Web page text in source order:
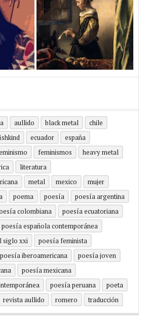
aullido black metal
chile
ecuador
españa
feminismos
heavy metal
literatura
metal mexico
mujer
poema poesía
poesía argentina
colombiana
poesía ecuatoriana
poesía española contemporánea
siglo xxi
poesía feminista
poesía iberoamericana
poesía joven
poesía mexicana
poesía peruana
poeta
revista aullido romero traducción